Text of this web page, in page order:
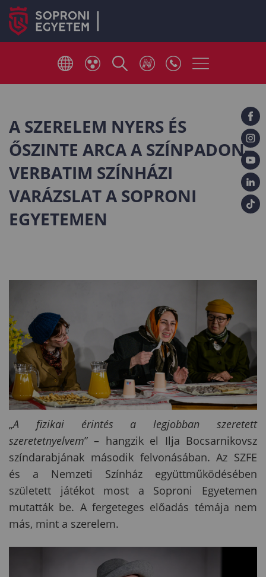
A SZERELEM NYERS ÉS
ŐSZINTE ARCA A SZÍNPADON-
VERBATIM SZÍNHÁZI
VARÁZSLAT A SOPRONI
EGYETEMEN
„A fizikai érintés a legjobban szeretett
szeretetnyelvem” – hangzik el Ilja Bocsarnikovsz
színdarabjának második felvonásában. Az SZFE
és a Nemzeti Színház együttműködésében
született játékot most a Soproni Egyetemen
mutatták be. A fergeteges előadás témája nem
más, mint a szerelem.